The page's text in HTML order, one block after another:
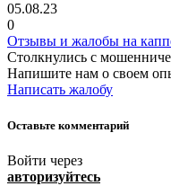
05.08.23
0
Отзывы и жалобы на
Столкнулись с
Напишите нам о своем
Написать жалобу
Оставьте комментарий
Войти через
авторизуйтесь